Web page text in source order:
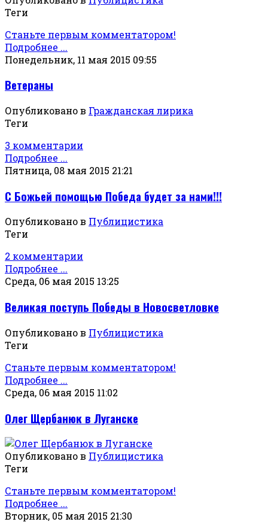
Теги
Станьте первым комментатором!
Подробнее ...
Понедельник, 11 мая 2015 09:55
Ветераны
Опубликовано в Гражданская лирика
Теги
3 комментарии
Подробнее ...
Пятница, 08 мая 2015 21:21
С Божьей помощью Победа будет за нами!!!
Опубликовано в Публицистика
Теги
2 комментарии
Подробнее ...
Среда, 06 мая 2015 13:25
Великая поступь Победы в Новосветловке
Опубликовано в Публицистика
Теги
Станьте первым комментатором!
Подробнее ...
Среда, 06 мая 2015 11:02
Олег Щербанюк в Луганске
Опубликовано в Публицистика
Теги
Станьте первым комментатором!
Подробнее ...
Вторник, 05 мая 2015 21:30